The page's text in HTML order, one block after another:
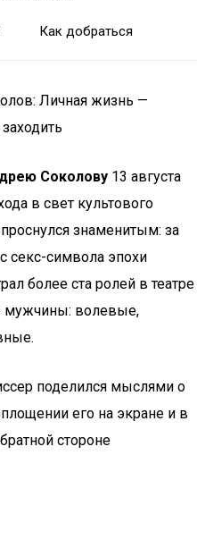
Как добраться
Личная жизнь —
Соколову 13 августа
в свет культового
знаменитым: за
секс-символа эпохи
более ста ролей в театре
мужчины: волевые,
поделился мыслями о
его на экране и в
стороне